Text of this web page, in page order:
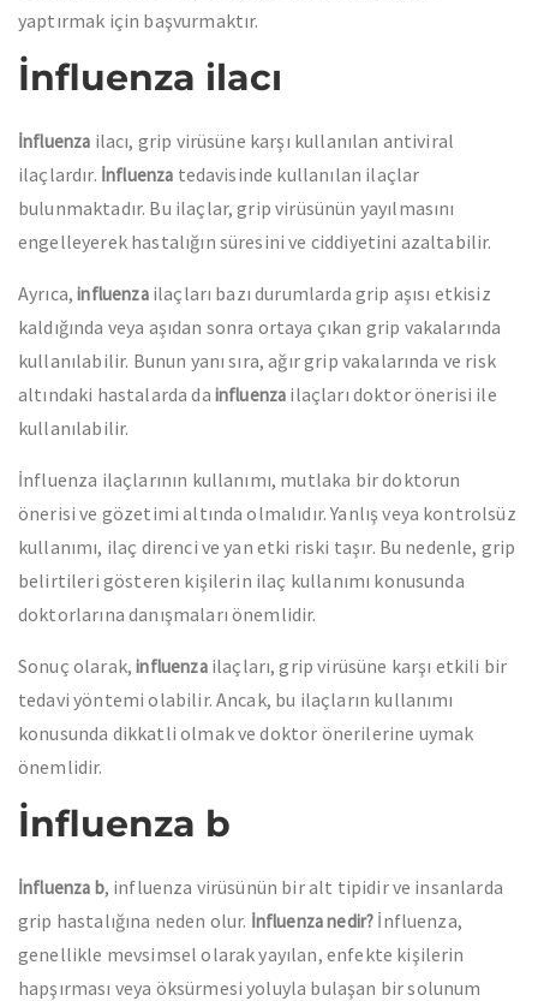
yaptırmak için başvurmaktır.
İnfluenza ilacı
İnfluenza ilacı, grip virüsüne karşı kullanılan antiviral
ilaçlardır. İnfluenza tedavisinde kullanılan ilaçlar
bulunmaktadır. Bu ilaçlar, grip virüsünün yayılmasını
engelleyerek hastalığın süresini ve ciddiyetini azaltabilir.
Ayrıca,influenzailaçları bazı durumlarda grip aşısı etkisiz
kaldığında veya aşıdan sonra ortaya çıkan grip vakalarında
kullanılabilir. Bunun yanı sıra, ağır grip vakalarında ve risk
altındaki hastalarda da influenza ilaçları doktor önerisi ile
kullanılabilir.
İnfluenza ilaçlarının kullanımı, mutlaka bir doktorun
önerisi ve gözetimi altında olmalıdır. Yanlış veya kontrolsüz
kullanımı, ilaç direnci ve yan etki riski taşır. Bu nedenle, grip
belirtileri gösteren kişilerin ilaç kullanımı konusunda
doktorlarına danışmaları önemlidir.
Sonuç olarak,influenzailaçları, grip virüsüne karşı etkili bir
tedavi yöntemi olabilir. Ancak, bu ilaçların kullanımı
konusunda dikkatli olmak ve doktor önerilerine uymak
önemlidir.
İnfluenza b
İnfluenza b, influenza virüsünün bir alt tipidir ve insanlarda
grip hastalığına neden olur. İnfluenza nedir? İnfluenza,
genellikle mevsimsel olarak yayılan, enfekte kişilerin
hapşırması veya öksürmesi yoluyla bulaşan bir solunum